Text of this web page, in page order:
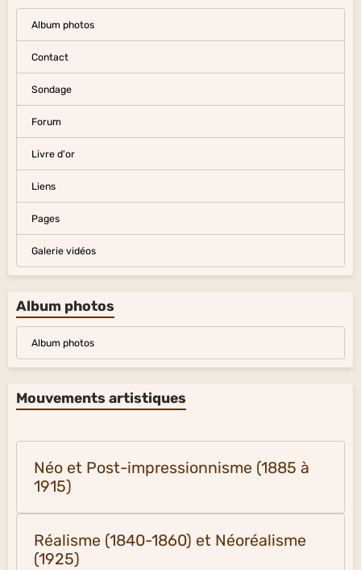
Album photos
Contact
Sondage
Forum
Livre d'or
Liens
Pages
Galerie vidéos
Album photos
Album photos
Mouvements artistiques
Néo et Post-impressionnisme (1885 à
1915)
Réalisme (1840-1860) et Néoréalisme
(1925)